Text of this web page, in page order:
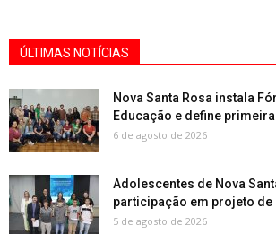
ÚLTIMAS NOTÍCIAS
Nova Santa Rosa instala
Educação e define
6 de agosto de 2026
Adolescentes de Nova
participação em projeto de
5 de agosto de 2026